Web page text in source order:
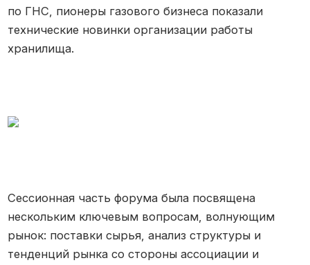
по ГНС, пионеры газового бизнеса показали
технические новинки организации работы
хранилища.
Сессионная часть форума была посвящена
нескольким ключевым вопросам, волнующим
рынок: поставки сырья, анализ структуры и
тенденций рынка со стороны ассоциации и